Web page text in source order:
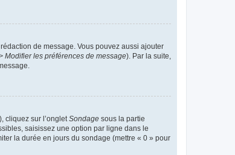
de message. Vous pouvez aussi ajouter
Modifier les préférences de message). Par la suite,
cliquez sur l’onglet Sondage sous la partie
saisissez une option par ligne dans le
la durée en jours du sondage (mettre « 0 » pour